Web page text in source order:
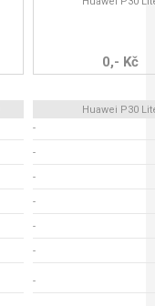
0,- Kč
Huawei P30
-
-
-
-
-
-
-